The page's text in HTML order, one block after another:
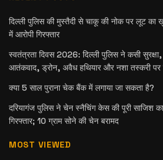
दिल्ली पुलिस की मुस्तैदी से चाकू की नोक पर लूट का
में आरोपी गिरफ्तार
स्वतंत्रता दिवस 2026: दिल्ली पुलिस ने कसी
आतंकवाद, ड्रोन, अवैध हथियार और नशा तस्करी पर
क्या 5 साल पुराना चेक बैंक में लगाया जा सकता है?
दरियागंज पुलिस ने चेन स्नैचिंग केस की पूरी साजिश का
गिरफ्तार; 10 ग्राम सोने की चेन बरामद
MOST VIEWED